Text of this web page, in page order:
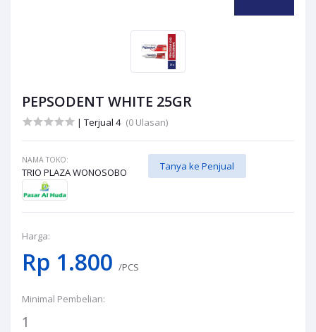
PEPSODENT WHITE 25GR
| Terjual 4 (0 Ulasan)
NAMA TOKO:
TRIO PLAZA WONOSOBO
Tanya ke Penjual
Harga:
Rp 1.800 /PCS
Minimal Pembelian:
1